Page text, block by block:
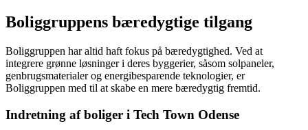
Boliggruppens bæredygtige tilgang
Boliggruppen har altid haft fokus på bæredygtighed. Ved at
integrere grønne løsninger i deres byggerier, såsom solpaneler,
genbrugsmaterialer og energibesparende teknologier, er
Boliggruppen med til at skabe en mere bæredygtig fremtid.
Indretning af boliger i Tech Town Odense